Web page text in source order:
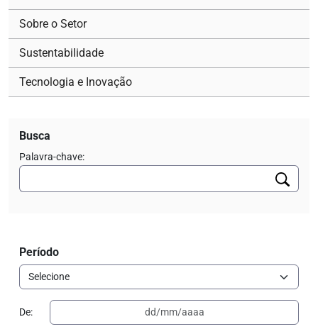
Sobre o Setor
Sustentabilidade
Tecnologia e Inovação
Busca
Palavra-chave:
Período
De: